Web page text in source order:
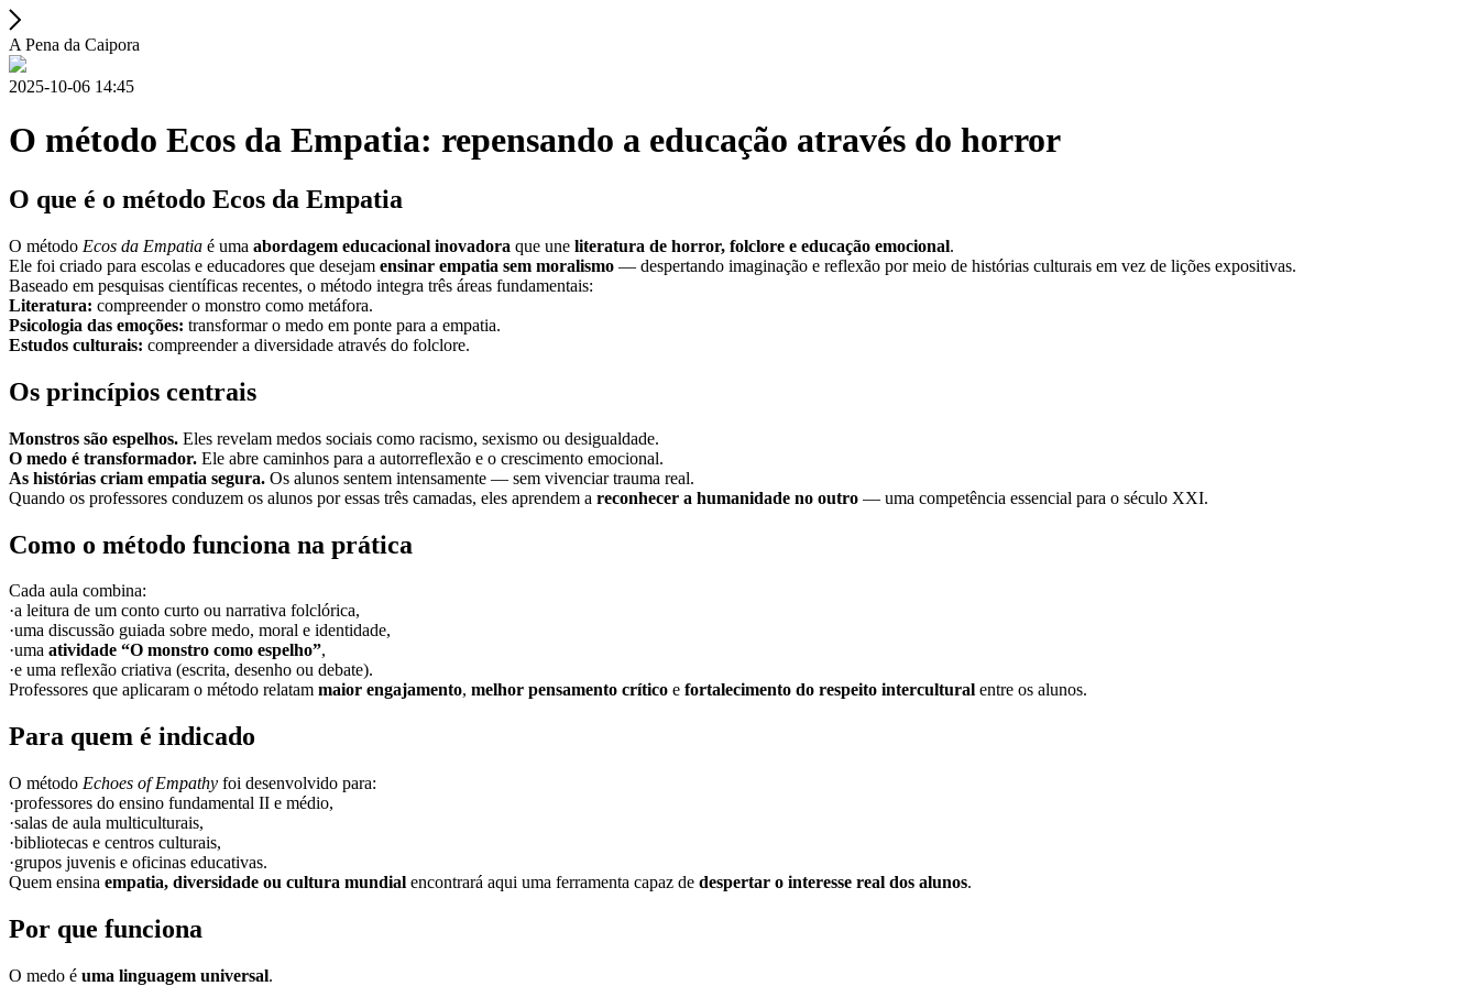
A Pena da Caipora
2025-10-06 14:45
O método Ecos da Empatia: repensando a educação através do horror
O que é o método Ecos da Empatia
O método Ecos da Empatia é uma abordagem educacional inovadora que une literatura de horror, folclore e educação emocional.
Ele foi criado para escolas e educadores que desejam ensinar empatia sem moralismo — despertando imaginação e reflexão por meio de histórias culturais em vez de lições expositivas.
Baseado em pesquisas científicas recentes, o método integra três áreas fundamentais:
Literatura: compreender o monstro como metáfora.
Psicologia das emoções: transformar o medo em ponte para a empatia.
Estudos culturais: compreender a diversidade através do folclore.
Os princípios centrais
Monstros são espelhos. Eles revelam medos sociais como racismo, sexismo ou desigualdade.
O medo é transformador. Ele abre caminhos para a autorreflexão e o crescimento emocional.
As histórias criam empatia segura. Os alunos sentem intensamente — sem vivenciar trauma real.
Quando os professores conduzem os alunos por essas três camadas, eles aprendem a reconhecer a humanidade no outro — uma competência essencial para o século XXI.
Como o método funciona na prática
Cada aula combina:
·a leitura de um conto curto ou narrativa folclórica,
·uma discussão guiada sobre medo, moral e identidade,
·uma atividade “O monstro como espelho”,
·e uma reflexão criativa (escrita, desenho ou debate).
Professores que aplicaram o método relatam maior engajamento, melhor pensamento crítico e fortalecimento do respeito intercultural entre os alunos.
Para quem é indicado
O método Echoes of Empathy foi desenvolvido para:
·professores do ensino fundamental II e médio,
·salas de aula multiculturais,
·bibliotecas e centros culturais,
·grupos juvenis e oficinas educativas.
Quem ensina empatia, diversidade ou cultura mundial encontrará aqui uma ferramenta capaz de despertar o interesse real dos alunos.
Por que funciona
O medo é uma linguagem universal.